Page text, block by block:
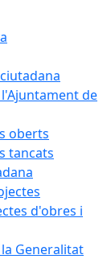
de
oberts
tancats
d'obres i
Generalitat